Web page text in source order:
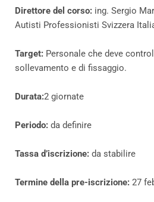
Direttore del corso: ing. Sergio
Autisti Professionisti Svizzera
Target: Personale che deve
sollevamento e di fissaggio.
Durata:2 giornate
Periodo: da definire
Tassa d’iscrizione: da stabilire
Termine della pre-iscrizione: 27